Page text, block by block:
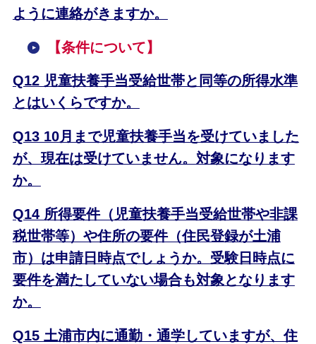
ように連絡がきますか。
【条件について】
Q12 児童扶養手当受給世帯と同等の所得水準
とはいくらですか。
Q13 10月まで児童扶養手当を受けていました
が、現在は受けていません。対象になります
か。
Q14 所得要件（児童扶養手当受給世帯や非課
税世帯等）や住所の要件（住民登録が土浦
市）は申請日時点でしょうか。受験日時点に
要件を満たしていない場合も対象となります
か。
Q15 土浦市内に通勤・通学していますが、住